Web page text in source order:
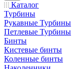
Каталог
Турбины
Рукавные Турбины
Петлевые Турбины
Бинты
Кистевые бинты
Коленные бинты